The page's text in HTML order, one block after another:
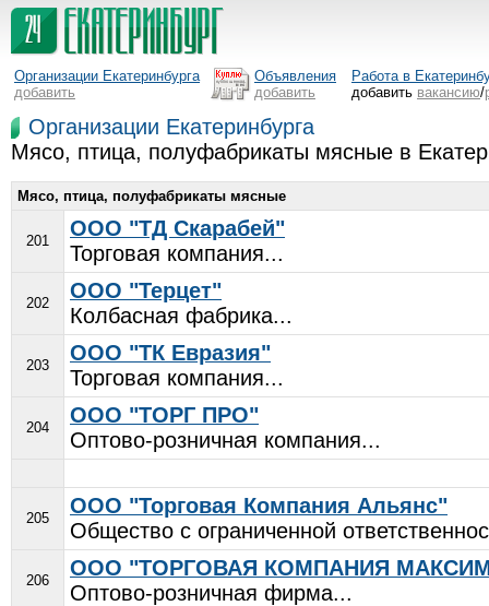
Организации Екатеринбурга
добавить
Объявления
добавить
Работа в
добавить вакансию/
Организации Екатеринбурга
Мясо, птица, полуфабрикаты мясные в
Мясо, птица, полуфабрикаты мясные
201
ООО "ТД Скарабей"
Торговая компания...
202
ООО "Терцет"
Колбасная фабрика...
203
ООО "ТК Евразия"
Торговая компания...
204
ООО "ТОРГ ПРО"
Оптово-розничная компания...
205
ООО "Торговая Компания Альянс"
Общество с ограниченной
206
ООО "ТОРГОВАЯ КОМПАНИЯ
Оптово-розничная фирма...